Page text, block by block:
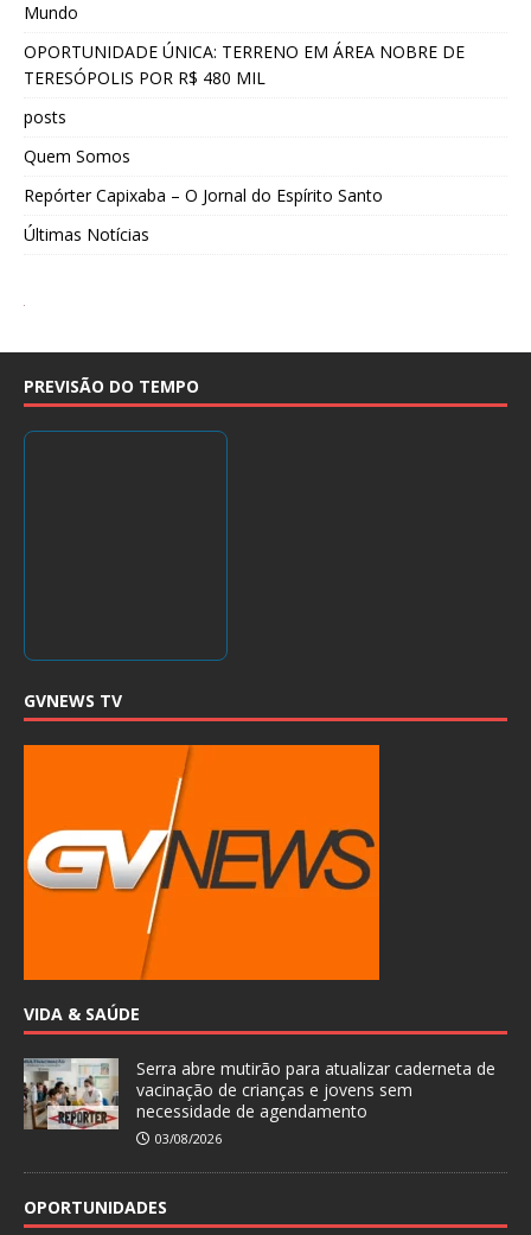
Mundo
OPORTUNIDADE ÚNICA: TERRENO EM ÁREA NOBRE DE
TERESÓPOLIS POR R$ 480 MIL
posts
Quem Somos
Repórter Capixaba – O Jornal do Espírito Santo
Últimas Notícias
PREVISÃO DO TEMPO
GVNEWS TV
VIDA & SAÚDE
Serra abre mutirão para atualizar caderneta de
vacinação de crianças e jovens sem
necessidade de agendamento
03/08/2026
OPORTUNIDADES